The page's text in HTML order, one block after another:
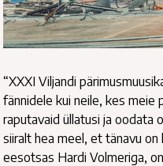
“XXXI Viljandi
fännidele kui neile, kes meie
raputavaid üllatusi ja oodata
siiralt hea meel, et tänavu on
eesotsas Hardi Volmeriga,